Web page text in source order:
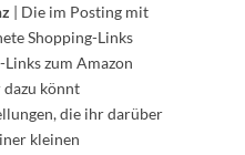
| Die im Posting mit
Shopping-Links
zum Amazon
könnt
die ihr darüber
kleinen